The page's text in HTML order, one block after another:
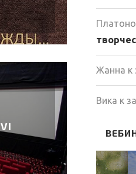
Жанна к
Вика к